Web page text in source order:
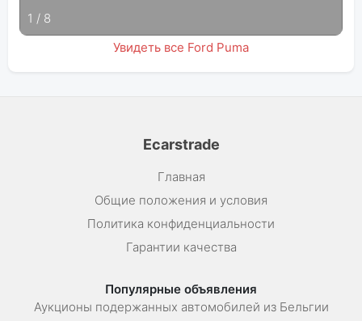
1 / 8
Увидеть все Ford Puma
Ecarstrade
Главная
Общие положения и условия
Политика конфиденциальности
Гарантии качества
Популярные объявления
Аукционы подержанных автомобилей из Бельгии